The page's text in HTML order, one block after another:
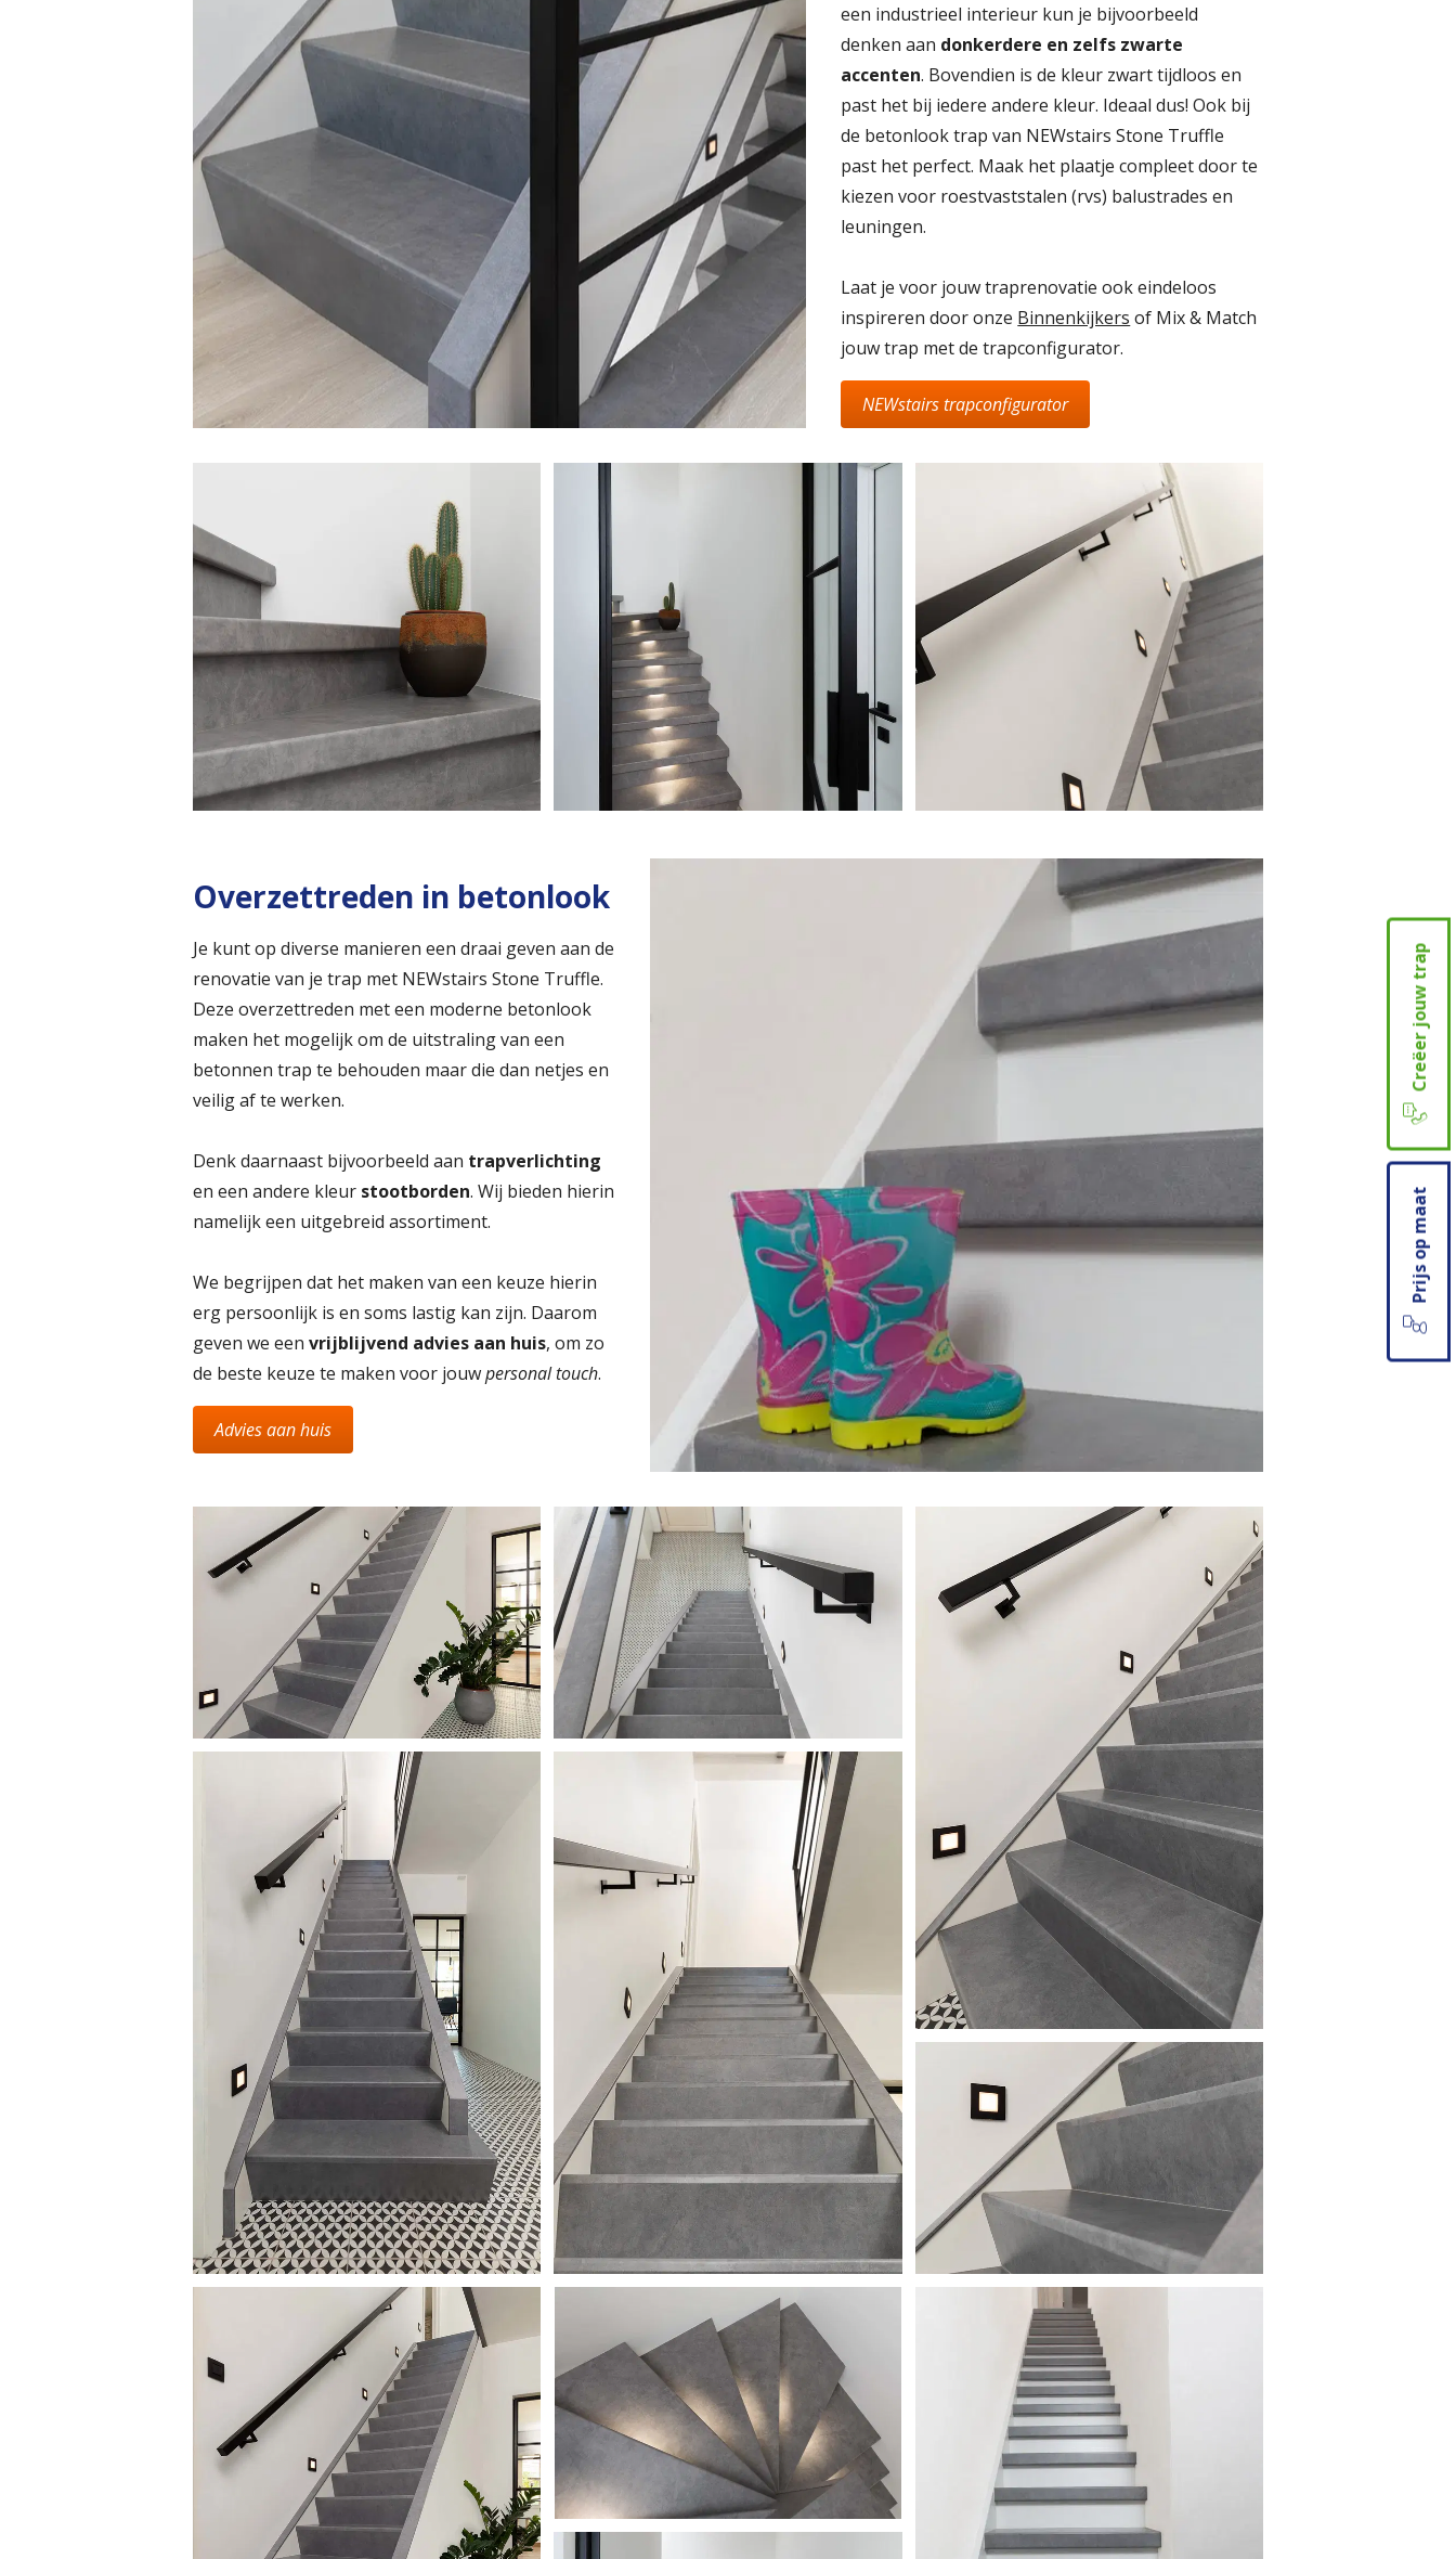
Prijs op maat
Creëer jouw trap
een industrieel interieur kun je bijvoorbeeld
denken aan donkerdere en zelfs zwarte
accenten. Bovendien is de kleur zwart tijdloos en
past het bij iedere andere kleur. Ideaal dus! Ook bij
de betonlook trap van NEWstairs Stone Truffle
past het perfect. Maak het plaatje compleet door te
kiezen voor roestvaststalen (rvs) balustrades en
leuningen.
Laat je voor jouw traprenovatie ook eindeloos
inspireren door onze Binnenkijkers of Mix & Match
jouw trap met de trapconfigurator.
NEWstairs trapconfigurator
Overzettreden in betonlook
Je kunt op diverse manieren een draai geven aan de
renovatie van je trap met NEWstairs Stone Truffle.
Deze overzettreden met een moderne betonlook
maken het mogelijk om de uitstraling van een
betonnen trap te behouden maar die dan netjes en
veilig af te werken.
Denk daarnaast bijvoorbeeld aan trapverlichting
en een andere kleur stootborden. Wij bieden hierin
namelijk een uitgebreid assortiment.
We begrijpen dat het maken van een keuze hierin
erg persoonlijk is en soms lastig kan zijn. Daarom
geven we een vrijblijvend advies aan huis, om zo
de beste keuze te maken voor jouwpersonal touch.
Advies aan huis